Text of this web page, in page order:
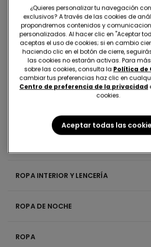
3 de 3 Productos
1
8 Denier
ROPA INTERIOR Y LENCERÍA
ROPA DE NOCHE
ROPA
¿Quieres personalizar tu navegación
exclusivos? A través de las cookies de
propondremos contenidos y
personalizados. Al hacer clic en "Aceptar
aceptas el uso de cookies; si en cambio
haciendo clic en el botón de cierre,
las cookies no estarán activas. Para
sobre las cookies, consulta la Política de
cambiar tus preferencias haz clic en
Centro de preferencia de la privacidad
cookies.
Aceptar todas las